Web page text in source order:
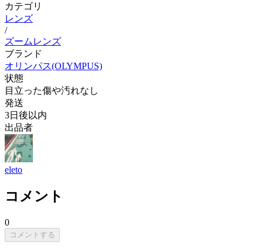
カテゴリ
レンズ
/
ズームレンズ
ブランド
オリンパス(OLYMPUS)
状態
目立った傷や汚れなし
発送
3日後以内
出品者
eleto
コメント
0
コメントする